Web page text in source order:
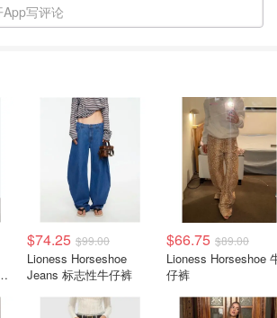
写评论
$74.25 $99.00
Lioness Horseshoe
Jeans 标志性牛仔裤
$66.75 $89.00
Lioness Horseshoe
仔裤